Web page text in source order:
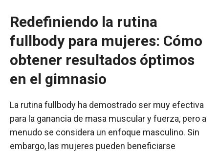
Redefiniendo la rutina
fullbody para mujeres: Cómo
obtener resultados óptimos
en el gimnasio
La rutina fullbody ha demostrado ser muy efectiva
para la ganancia de masa muscular y fuerza, pero a
menudo se considera un enfoque masculino. Sin
embargo, las mujeres pueden beneficiarse